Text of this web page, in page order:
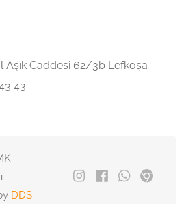
Aşık Caddesi 62/3b Lefkoşa
43
DDS